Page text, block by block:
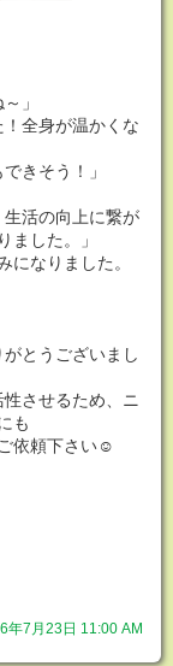
」
！全身が温かくな
きそう！」
生活の向上に繋が
ました。」
になりました。
とうございまし
させるため、ニ
も
依頼下さい☺
年7月23日 11:00 AM